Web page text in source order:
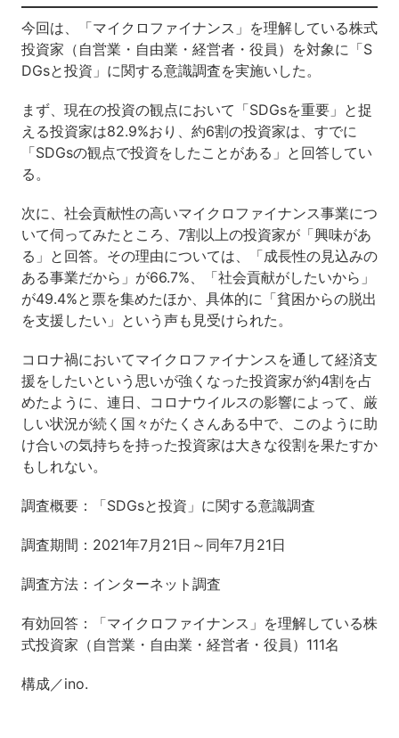
今回は、「マイクロファイナンス」を理解している株式
投資家（自営業・自由業・経営者・役員）を対象に「S
DGsと投資」に関する意識調査を実施いした。
まず、現在の投資の観点において「SDGsを重要」と捉
える投資家は82.9%おり、約6割の投資家は、すでに
「SDGsの観点で投資をしたことがある」と回答してい
る。
次に、社会貢献性の高いマイクロファイナンス事業につ
いて伺ってみたところ、7割以上の投資家が「興味があ
る」と回答。その理由については、「成長性の見込みの
ある事業だから」が66.7%、「社会貢献がしたいから」
が49.4%と票を集めたほか、具体的に「貧困からの脱出
を支援したい」という声も見受けられた。
コロナ禍においてマイクロファイナンスを通して経済支
援をしたいという思いが強くなった投資家が約4割を占
めたように、連日、コロナウイルスの影響によって、厳
しい状況が続く国々がたくさんある中で、このように助
け合いの気持ちを持った投資家は大きな役割を果たすか
もしれない。
調査概要：「SDGsと投資」に関する意識調査
調査期間：2021年7月21日～同年7月21日
調査方法：インターネット調査
有効回答：「マイクロファイナンス」を理解している株
式投資家（自営業・自由業・経営者・役員）111名
構成／ino.